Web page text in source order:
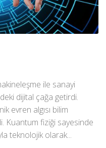
ile sanayi
dijital çağa getirdi.
evren algısı bilim
Kuantum fiziği sayesinde
teknolojik olarak...